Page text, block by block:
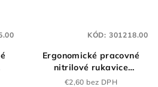
Ergonomické pracovné
nitrilové rukavice
XCELLENT 3001
€2,60 bez DPH
KÓD: 301218.00